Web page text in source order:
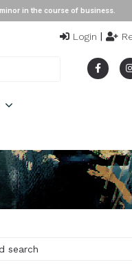
in the course of business.
Login